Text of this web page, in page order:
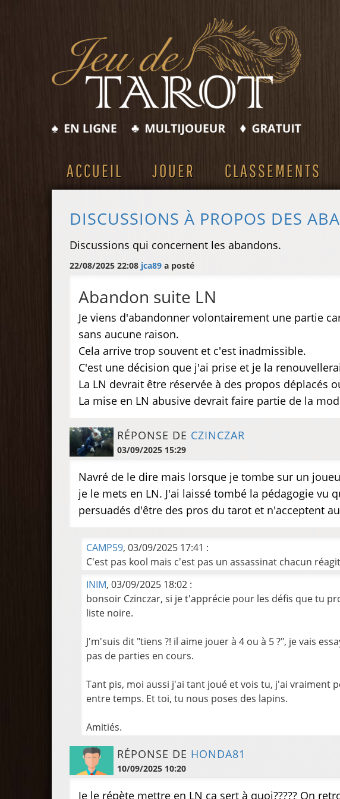
ACCUEIL JOUER CLASSEMENTS
DISCUSSIONS À PROPOS DES
Discussions qui concernent les abandons.
22/08/2025 22:08 jca89 a posté
Abandon suite LN
Je viens d'abandonner volontairement une partie
sans aucune raison.
Cela arrive trop souvent et c'est inadmissible.
C'est une décision que j'ai prise et je la
La LN devrait être réservée à des propos déplacés
La mise en LN abusive devrait faire partie de la
RÉPONSE DE CZINCZAR
03/09/2025 15:29
Navré de le dire mais lorsque je tombe sur un
je le mets en LN. J'ai laissé tombé la pédagogie vu
persuadés d'être des pros du tarot et n'acceptent
CAMP59, 03/09/2025 17:41 :
C'est pas kool mais c'est pas un assassinat chacun
INIM, 03/09/2025 18:02 :
bonsoir Czinczar, si je t'apprécie pour les défis que tu
liste noire.
J'm'suis dit "tiens ?! il aime jouer à 4 ou à 5 ?", je vais
pas de parties en cours.
Tant pis, moi aussi j'ai tant joué et vois tu, j'ai vraiment
entre temps. Et toi, tu nous poses des lapins.
Amitiés.
RÉPONSE DE HONDA81
10/09/2025 10:20
Je le répète mettre en LN ca sert à quoi????? On